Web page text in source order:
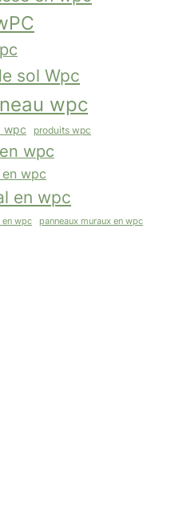
sol Wpc
wpc
wpc produits wpc
wpc
wpc
en wpc
en wpc panneaux muraux en wpc